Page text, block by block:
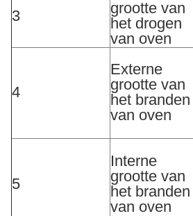
3
grootte van
het drogen
van oven
4
Externe
grootte van
het branden
van oven
5
Interne
grootte van
het branden
van oven